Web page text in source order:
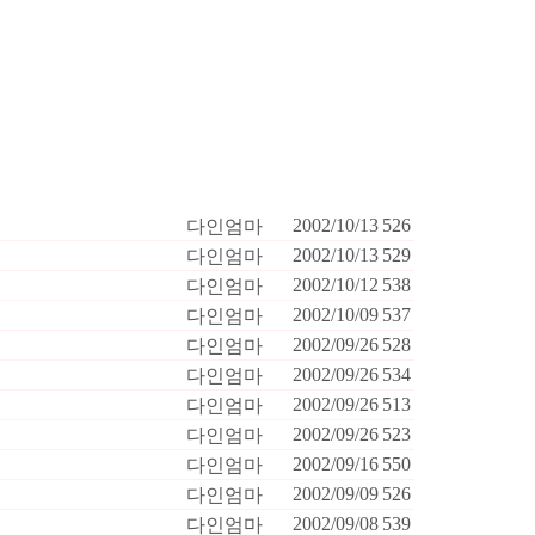
다인엄마 2002/10/13 526
다인엄마 2002/10/13 529
다인엄마 2002/10/12 538
다인엄마 2002/10/09 537
다인엄마 2002/09/26 528
다인엄마 2002/09/26 534
다인엄마 2002/09/26 513
다인엄마 2002/09/26 523
다인엄마 2002/09/16 550
다인엄마 2002/09/09 526
다인엄마 2002/09/08 539